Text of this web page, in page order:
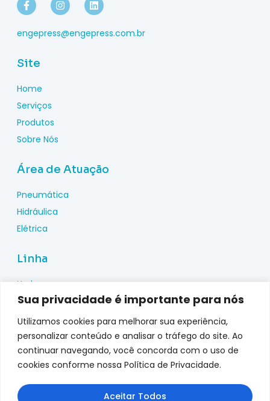
Sua privacidade é importante para nós
Utilizamos cookies para melhorar sua experiência,
personalizar conteúdo e analisar o tráfego do site. Ao
continuar navegando, você concorda com o uso de
cookies conforme nossa Política de Privacidade.
Aceitar Todos
engepress@engepress.com.br
Site
Home
Serviços
Produtos
Sobre Nós
Área de Atuação
Pneumática
Hidráulica
Elétrica
Linha
Hydac
Wika
Pepperl Fuchs
Metal Work
Metalplan
Top Fusion
Genebre